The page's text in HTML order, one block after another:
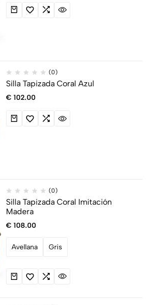
(0)
Silla Tapizada Coral Azul
€ 102.00
(0)
Silla Tapizada Coral Imitación
Madera
€ 108.00
Avellana Gris